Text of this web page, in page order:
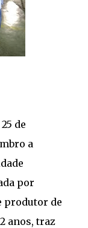
de
a
por
produtor de
anos, traz